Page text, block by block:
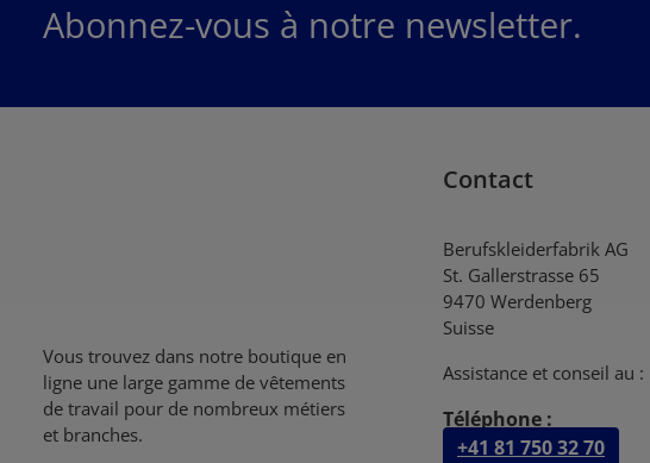
Abonnez-vous à notre newsletter.
Vous trouvez dans notre boutique en
ligne une large gamme de vêtements
de travail pour de nombreux métiers
et branches.
Contact
Berufskleiderfabrik AG
St. Gallerstrasse 65
9470 Werdenberg
Suisse
Assistance et conseil au :
Téléphone :
+41 81 750 32 70